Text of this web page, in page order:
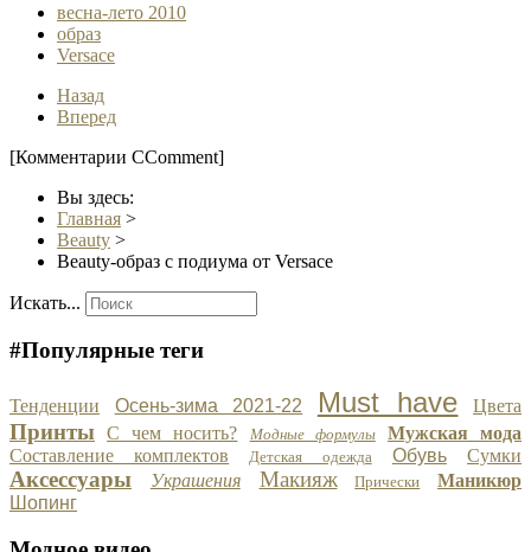
весна-лето 2010
образ
Versace
Назад
Вперед
[Комментарии CComment]
Вы здесь:
Главная >
Beauty >
Beauty-образ с подиума от Versace
Искать...
#Популярные теги
Тенденции Осень-зима 2021-22 Must have Цвета
Принты С чем носить? Модные формулы
Мужская мода
Составление комплектов
Детская одежда Обувь Сумки
Аксессуары Украшения Макияж Прически
Маникюр
Шопинг